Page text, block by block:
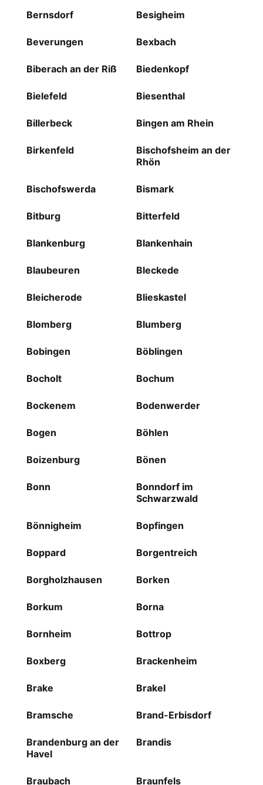
Bernsdorf Besigheim
Beverungen Bexbach
Biberach an der Riß Biedenkopf
Bielefeld Biesenthal
Billerbeck Bingen am Rhein
Birkenfeld
Bischofsheim an der
Rhön
Bischofswerda Bismark
Bitburg Bitterfeld
Blankenburg Blankenhain
Blaubeuren Bleckede
Bleicherode Blieskastel
Blomberg Blumberg
Bobingen Böblingen
Bocholt Bochum
Bockenem Bodenwerder
Bogen Böhlen
Boizenburg Bönen
Bonn
Bonndorf im
Schwarzwald
Bönnigheim Bopfingen
Boppard Borgentreich
Borgholzhausen Borken
Borkum Borna
Bornheim Bottrop
Boxberg Brackenheim
Brake Brakel
Bramsche Brand-Erbisdorf
Brandenburg an der
Havel
Brandis
Braubach Braunfels